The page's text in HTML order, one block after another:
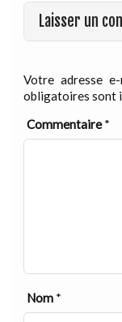
Laisser un
Votre adresse
obligatoires sont
Commentaire*
Nom *